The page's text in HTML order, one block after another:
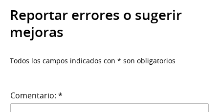
Reportar errores o sugerir
mejoras
Todos los campos indicados con * son obligatorios
Comentario: *